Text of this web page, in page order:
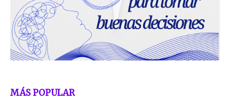
MÁS POPULAR